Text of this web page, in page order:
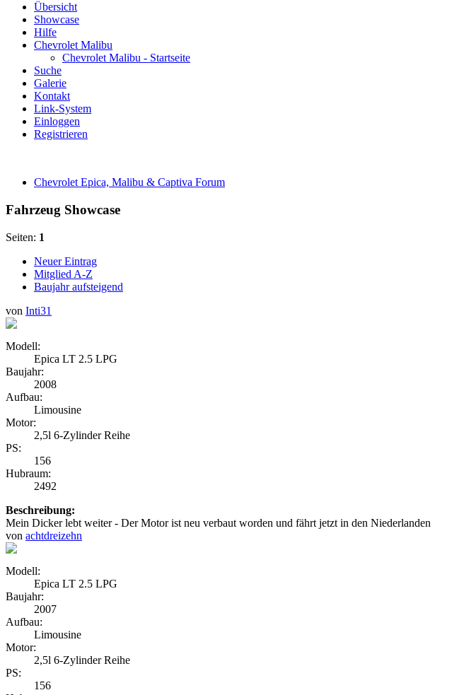
Übersicht
Showcase
Hilfe
Chevrolet Malibu
Chevrolet Malibu - Startseite
Suche
Galerie
Kontakt
Link-System
Einloggen
Registrieren
Chevrolet Epica, Malibu & Captiva Forum
Fahrzeug Showcase
Seiten: 1
Neuer Eintrag
Mitglied A-Z
Baujahr aufsteigend
von Inti31
Modell:
Epica LT 2.5 LPG
Baujahr:
2008
Aufbau:
Limousine
Motor:
2,5l 6-Zylinder Reihe
PS:
156
Hubraum:
2492
Beschreibung:
Mein Dicker lebt weiter - Der Motor ist neu verbaut worden und fährt jetzt in den Niederlanden
von achtdreizehn
Modell:
Epica LT 2.5 LPG
Baujahr:
2007
Aufbau:
Limousine
Motor:
2,5l 6-Zylinder Reihe
PS:
156